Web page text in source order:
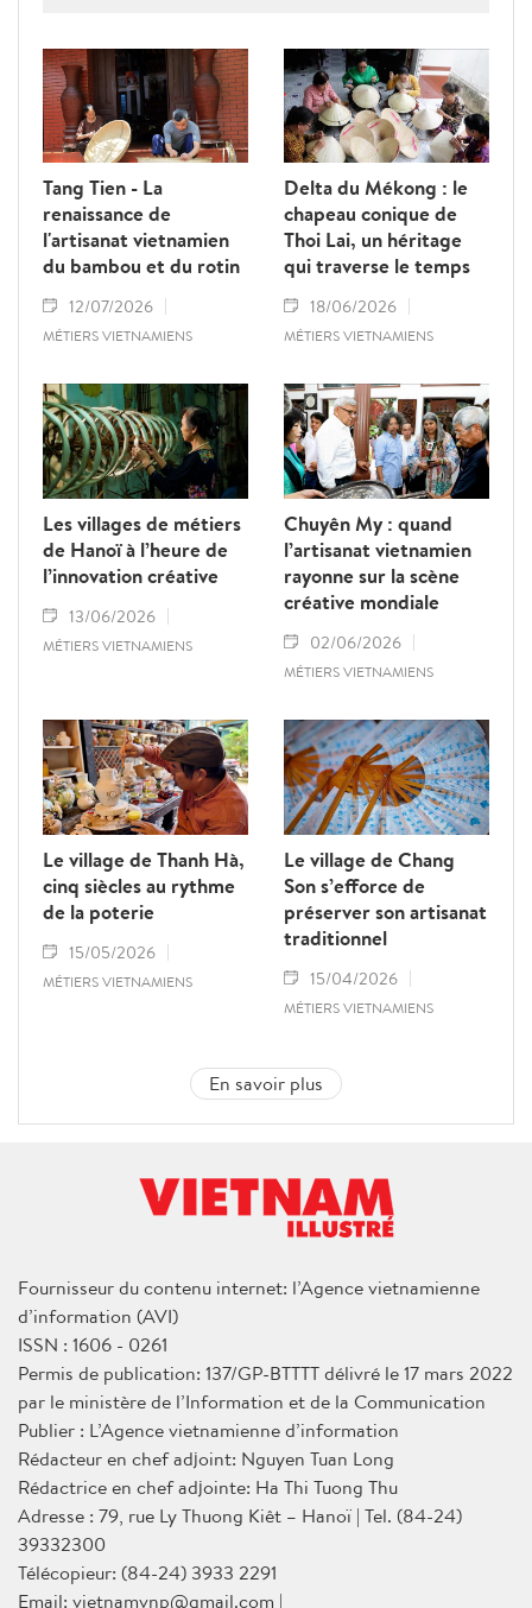
province de Hai Duong (aujourd’hui
rattachée à Hai Phong). Chaque pièce
raconte une histoire ; chaque vase porte
l’empreinte d’un artisan. Ces créations
constituent autant de chefs-d’œuvre qui
expriment l’essence culturelle et les
aspirations du peuple vietnamien à travers le
temps.
Tang Tien - La
renaissance de
l'artisanat vietnamien
du bambou et du rotin
12/07/2026
MÉTIERS VIETNAMIENS
Delta du Mékong : le
chapeau conique de
Thoi Lai, un héritage
qui traverse le temps
18/06/2026
MÉTIERS VIETNAMIENS
Les villages de métiers
de Hanoï à l’heure de
l’innovation créative
13/06/2026
MÉTIERS VIETNAMIENS
Chuyên My : quand
l’artisanat vietnamien
rayonne sur la scène
créative mondiale
02/06/2026
MÉTIERS VIETNAMIENS
Le village de Thanh Hà,
cinq siècles au rythme
de la poterie
15/05/2026
MÉTIERS VIETNAMIENS
Le village de Chang
Son s’efforce de
préserver son artisanat
traditionnel
15/04/2026
MÉTIERS VIETNAMIENS
En savoir plus
Fournisseur du contenu internet: l’Agence vietnamienne
d’information (AVI)
ISSN : 1606 - 0261
Permis de publication: 137/GP-BTTTT délivré le 17 mars 2022
par le ministère de l’Information et de la Communication
Publier : L’Agence vietnamienne d’information
Rédacteur en chef adjoint: Nguyen Tuan Long
Rédactrice en chef adjointe: Ha Thi Tuong Thu
Adresse : 79, rue Ly Thuong Kiêt – Hanoï | Tel. (84-24)
39332300
Télécopieur: (84-24) 3933 2291
Email: vietnamvnp@gmail.com |